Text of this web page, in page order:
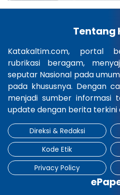
Tentang
Katakaltim.com, portal
rubrikasi beragam,
seputar Nasional pada
pada khususnya. Dengan
menjadi sumber informasi
update dengan berita terkini
Direksi & Redaksi
Kode Etik
Privacy Policy